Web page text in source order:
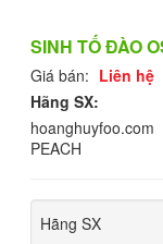
SINH TỐ ĐÀO
Giá bán: Liên hệ
Hãng SX:
PEACH
Hãng SX